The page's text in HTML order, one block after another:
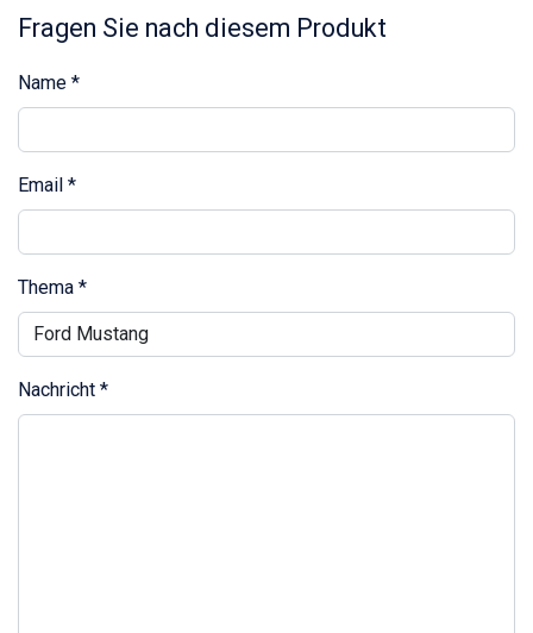
Fragen Sie nach diesem Produkt
Name *
Email *
Thema *
Nachricht *